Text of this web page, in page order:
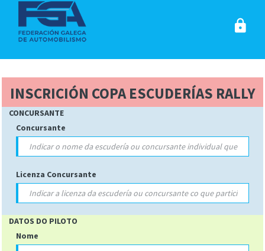
INSCRICIÓN COPA ESCUDERÍAS RALLY
CONCURSANTE
Concursante
Licenza Concursante
DATOS DO PILOTO
Nome